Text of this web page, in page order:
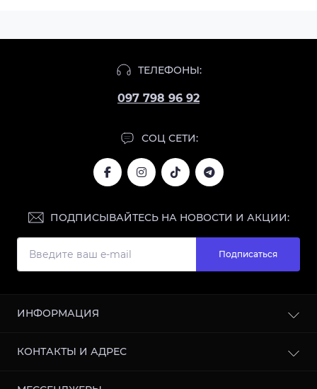
ТЕЛЕФОНЫ:
097 798 96 92
СОЦ СЕТИ:
ПОДПИСЫВАЙТЕСЬ НА НОВОСТИ И АКЦИИ:
Подписаться
ИНФОРМАЦИЯ
Отзывы
КОНТАКТЫ И АДРЕС